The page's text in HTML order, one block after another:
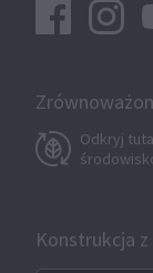
Odkryj
Konstrukcja